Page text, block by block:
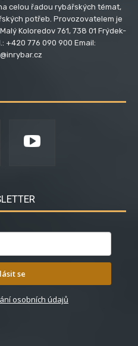
celou řadou rybářských témat,
potřeb. Provozovatelem je
Koloredov 761, 738 01 Frýdek-
+420 776 090 900 Email:
se
osobních údajů